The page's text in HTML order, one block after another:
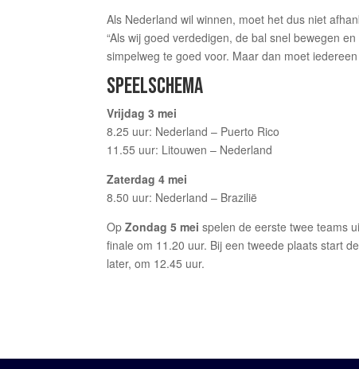
Als Nederland wil winnen, moet het dus niet
“Als wij goed verdedigen, de bal snel bewegen
simpelweg te goed voor. Maar dan moet
SPEELSCHEMA
Vrijdag 3 mei
8.25 uur: Nederland – Puerto Rico
11.55 uur: Litouwen – Nederland
Zaterdag 4 mei
8.50 uur: Nederland – Brazilië
OpZondag 5 mei spelen de eerste twee teams
finale om 11.20 uur. Bij een tweede plaats start
later, om 12.45 uur.